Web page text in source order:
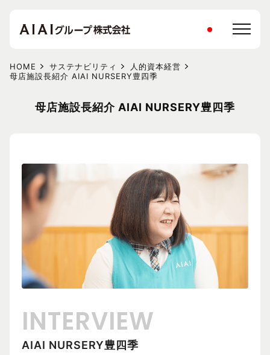
HOME サステナビリティ
人的資本経営
母店施設長紹介 AIAI NURSERY豊四季
母店施設長紹介 AIAI NURSERY豊四季
INTERVIEW
AIAI NURSERY豊四季